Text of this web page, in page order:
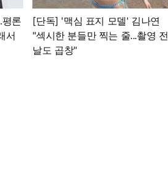
론
서
[단독] '맥심 표지 모델' 김나연
"섹시한 분들만 찍는 줄...촬영 전
날도 곱창"